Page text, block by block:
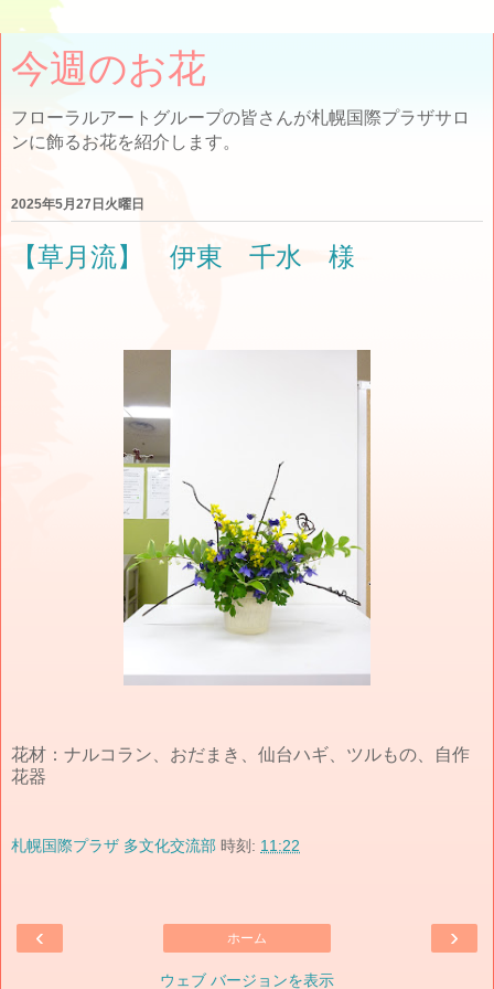
今週のお花
フローラルアートグループの皆さんが札幌国際プラザサロ
ンに飾るお花を紹介します。
2025年5月27日火曜日
【草月流】 伊東 千水 様
花材：ナルコラン、おだまき、仙台ハギ、ツルもの、自作
花器
札幌国際プラザ 多文化交流部 時刻: 11:22
‹ ›
ホーム
ウェブ バージョンを表示